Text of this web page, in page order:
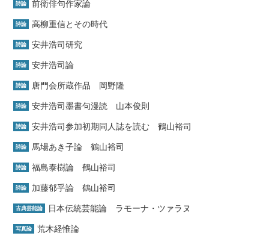
詩論 前衛俳句作家論
詩論 高柳重信とその時代
詩論 安井浩司研究
詩論 安井浩司論
詩論 唐門会所蔵作品 岡野隆
詩論 安井浩司墨書句漫読 山本俊則
詩論 安井浩司参加初期同人誌を読む 鶴山裕司
詩論 馬場あき子論 鶴山裕司
詩論 福島泰樹論 鶴山裕司
詩論 加藤郁乎論 鶴山裕司
古典芸能論 日本伝統芸能論 ラモーナ・ツァラヌ
写真論 荒木経惟論